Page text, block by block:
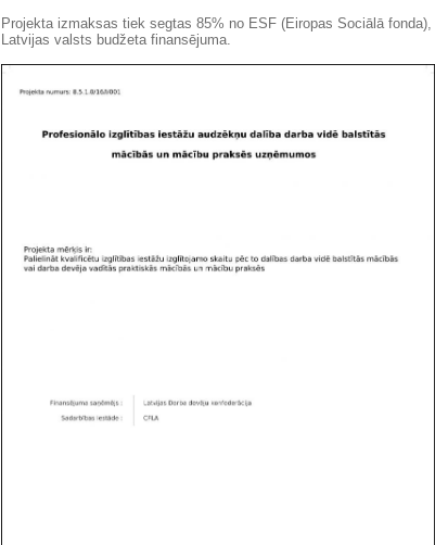
Projekta izmaksas tiek segtas 85% no ESF (Eiropas Sociālā fonda),
Latvijas valsts budžeta finansējuma.